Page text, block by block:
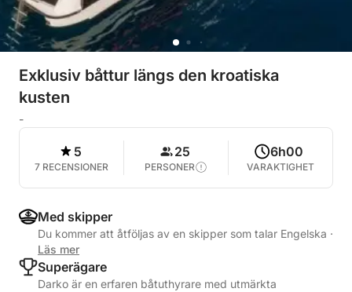
Exklusiv båttur längs den kroatiska
kusten
-
5
7 RECENSIONER
25
PERSONER
6h00
VARAKTIGHET
Med skipper
Du kommer att åtföljas av en skipper som talar Engelska ·
Läs mer
Superägare
Darko är en erfaren båtuthyrare med utmärkta